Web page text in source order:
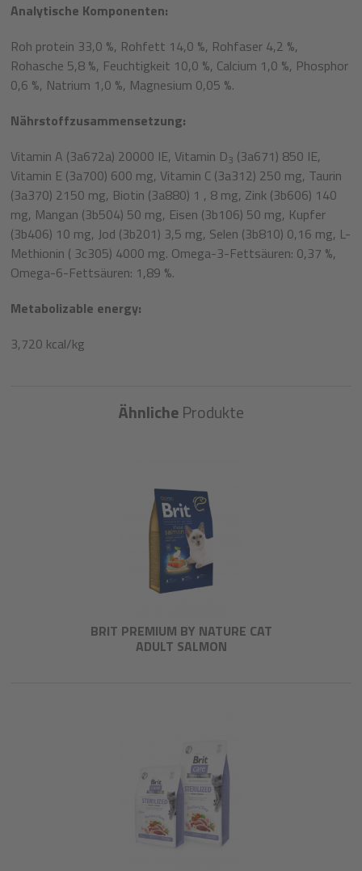
Analytische Komponenten:
Roh protein 33,0 %, Rohfett 14,0 %, Rohfaser 4,2 %,
Rohasche 5,8 %, Feuchtigkeit 10,0 %, Calcium 1,0 %, Phosphor
0,6 %, Natrium 1,0 %, Magnesium 0,05 %.
Nährstoffzusammensetzung:
Vitamin A (3a672a) 20000 IE, Vitamin D3 (3a671) 850 IE,
Vitamin E (3a700) 600 mg, Vitamin C (3a312) 250 mg, Taurin
(3a370) 2150 mg, Biotin (3a880) 1 , 8 mg, Zink (3b606) 140
mg, Mangan (3b504) 50 mg, Eisen (3b106) 50 mg, Kupfer
(3b406) 10 mg, Jod (3b201) 3,5 mg, Selen (3b810) 0,16 mg, L-
Methionin ( 3c305) 4000 mg. Omega-3-Fettsäuren: 0,37 %,
Omega-6-Fettsäuren: 1,89 %.
Metabolizable energy:
3,720 kcal/kg
ÄhnlicheProdukte
BRIT PREMIUM BY NATURE CAT
ADULT SALMON